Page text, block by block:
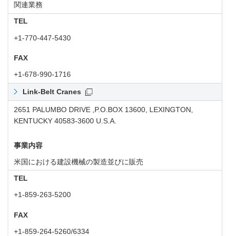
関連業務
TEL
+1-770-447-5430
FAX
+1-678-990-1716
Link-Belt Cranes
2651 PALUMBO DRIVE ,P.O.BOX 13600, LEXINGTON,
KENTUCKY 40583-3600 U.S.A.
事業内容
米国における建設機械の製造並びに販売
TEL
+1-859-263-5200
FAX
+1-859-264-5260/6334